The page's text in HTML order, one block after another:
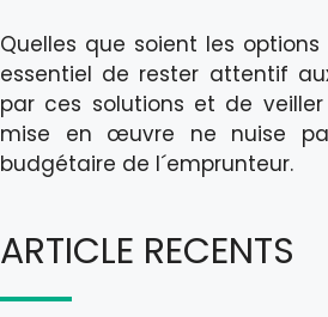
Quelles que soient les
essentiel de rester attentif
par ces solutions et de
mise en œuvre ne nuise
budgétaire de l´emprunteur.
ARTICLE RECENTS